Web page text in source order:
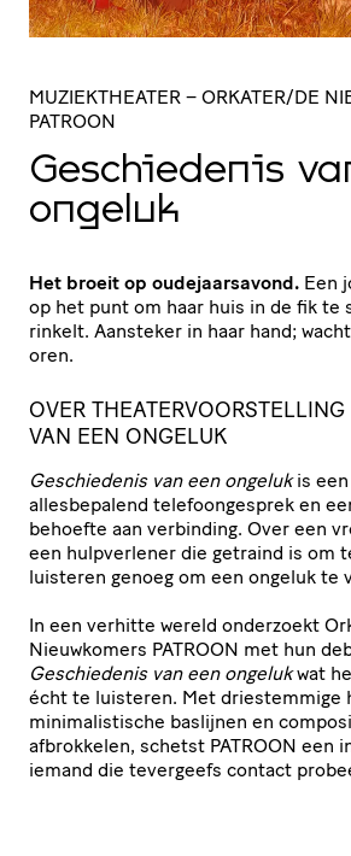
MUZIEKTHEATER – ORKATER/DE
PATROON
Geschie­denis
ongeluk
Het broeit op oudejaarsavond. Een
op het punt om haar huis in de fik te
rinkelt. Aansteker in haar hand;
oren.
OVER
VAN EEN ONGELUK
Geschiedenis van een ongelukis een
allesbepalend telefoongesprek en
behoefte aan verbinding. Over een
een hulpverlener die getraind is om
luisteren genoeg om een ongeluk te
In een verhitte wereld onderzoekt
Nieuwkomers PATROON met hun
Geschiedenis van een ongelukwat
écht te luisteren. Met driestemmige
minimalistische baslijnen en
afbrokkelen, schetst PATROON een
iemand die tevergeefs contact